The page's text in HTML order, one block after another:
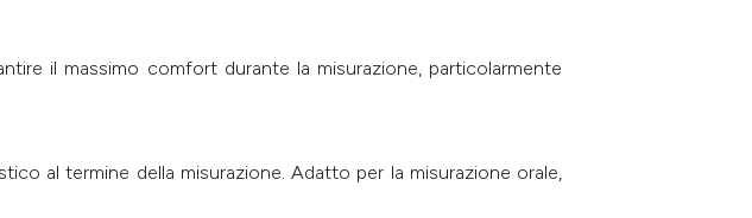
il massimo comfort durante la misurazione, particolarmente
al termine della misurazione. Adatto per la misurazione orale,